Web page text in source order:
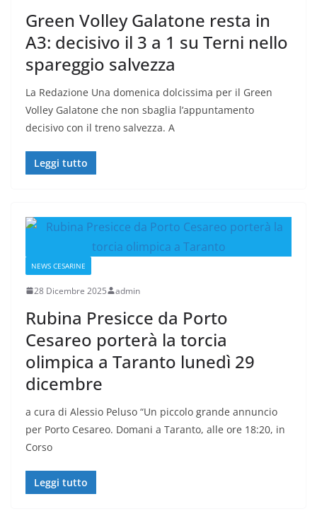
Green Volley Galatone resta in
A3: decisivo il 3 a 1 su Terni nello
spareggio salvezza
La Redazione Una domenica dolcissima per il Green
Volley Galatone che non sbaglia l’appuntamento
decisivo con il treno salvezza. A
Leggi tutto
NEWS CESARINE
28 Dicembre 2025 admin
Rubina Presicce da Porto
Cesareo porterà la torcia
olimpica a Taranto lunedì 29
dicembre
a cura di Alessio Peluso “Un piccolo grande annuncio
per Porto Cesareo. Domani a Taranto, alle ore 18:20, in
Corso
Leggi tutto